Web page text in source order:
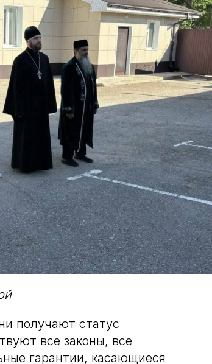
получают статус
все законы, все
гарантии, касающиеся